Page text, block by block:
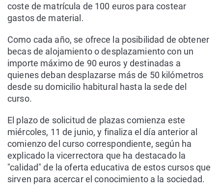
coste de matrícula de 100 euros para costear
gastos de material.
Como cada año, se ofrece la posibilidad de obtener
becas de alojamiento o desplazamiento con un
importe máximo de 90 euros y destinadas a
quienes deban desplazarse más de 50 kilómetros
desde su domicilio habitural hasta la sede del
curso.
El plazo de solicitud de plazas comienza este
miércoles, 11 de junio, y finaliza el día anterior al
comienzo del curso correspondiente, según ha
explicado la vicerrectora que ha destacado la
"calidad" de la oferta educativa de estos cursos que
sirven para acercar el conocimiento a la sociedad.